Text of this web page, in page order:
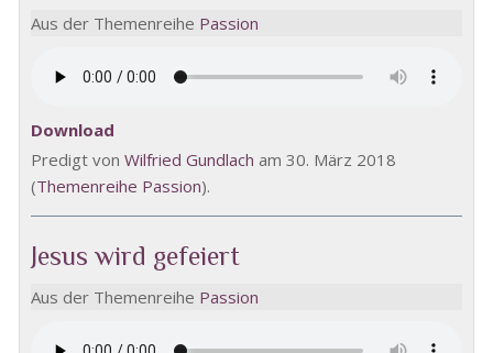
Aus der Themenreihe Passion
Download
Predigt von Wilfried Gundlach am 30. März 2018
(Themenreihe Passion).
Jesus wird gefeiert
Aus der Themenreihe Passion